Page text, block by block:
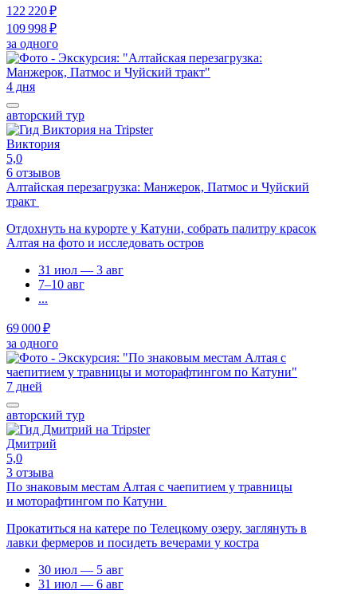
122 220 ₽
109 998 ₽
за одного
4 дня
авторский тур
Виктория
5,0
6 отзывов
Алтайская перезагрузка: Манжерок, Патмос и Чуйский
тракт
Отдохнуть на курорте у Катуни, собрать палитру красок
Алтая на фото и исследовать остров
31 июл — 3 авг
7–10 авг
...
69 000 ₽
за одного
7 дней
авторский тур
Дмитрий
5,0
3 отзыва
По знаковым местам Алтая с чаепитием у травницы
и моторафтингом по Катуни
Прокатиться на катере по Телецкому озеру, заглянуть в
лавки фермеров и посидеть вечерами у костра
30 июл — 5 авг
31 июл — 6 авг